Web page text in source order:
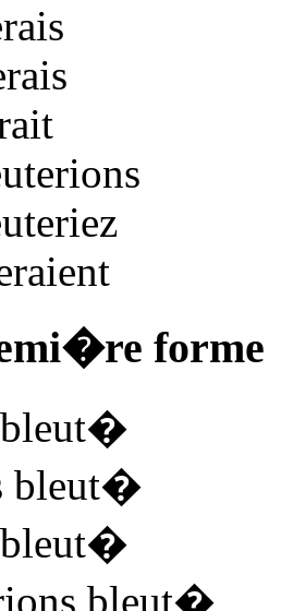
rais
rais
ait
erions
eriez
raient
forme
�
bleut�
�
bleut�